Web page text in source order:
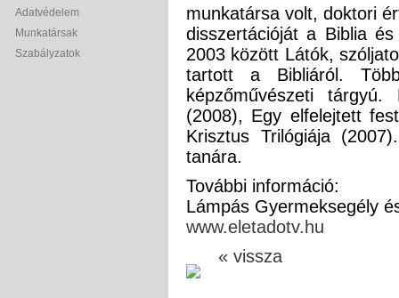
Adatvédelem
Munkatársak
Szabályzatok
munkatársa volt, doktori
disszertációját a Biblia
2003 között Látók,
tartott a Bibliáról.
képzőművészeti
(2008), Egy elfelejtett
Krisztus Trilógiája
tanára.
További információ:
Lámpás Gyermeksegély
www.eletadotv.hu
« vissza